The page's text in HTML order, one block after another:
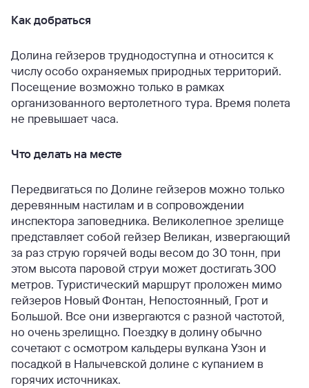
Как добраться
Долина гейзеров труднодоступна и относится к
числу особо охраняемых природных территорий.
Посещение возможно только в рамках
организованного вертолетного тура. Время полета
не превышает часа.
Что делать на месте
Передвигаться по Долине гейзеров можно только
деревянным настилам и в сопровождении
инспектора заповедника. Великолепное зрелище
представляет собой гейзер Великан, извергающий
за раз струю горячей воды весом до 30 тонн, при
этом высота паровой струи может достигать 300
метров. Туристический маршрут проложен мимо
гейзеров Новый Фонтан, Непостоянный, Грот и
Большой. Все они извергаются с разной частотой,
но очень зрелищно. Поездку в долину обычно
сочетают с осмотром кальдеры вулкана Узон и
посадкой в Налычевской долине с купанием в
горячих источниках.